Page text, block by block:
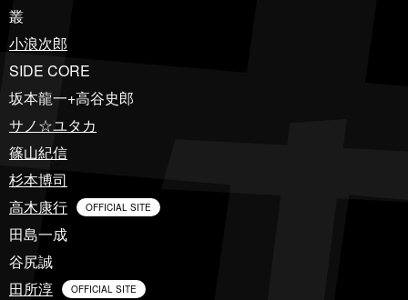
叢
小浪次郎
SIDE CORE
坂本龍一+高谷史郎
サノ☆ユタカ
篠山紀信
杉本博司
高木康行
OFFICIAL SITE
田島一成
谷尻誠
田所淳
OFFICIAL SITE